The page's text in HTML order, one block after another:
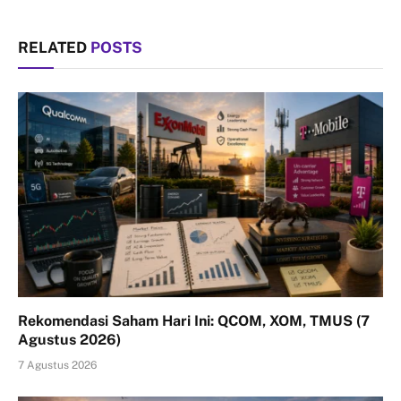
RELATED POSTS
Rekomendasi Saham Hari Ini: QCOM, XOM, TMUS (7
Agustus 2026)
7 Agustus 2026